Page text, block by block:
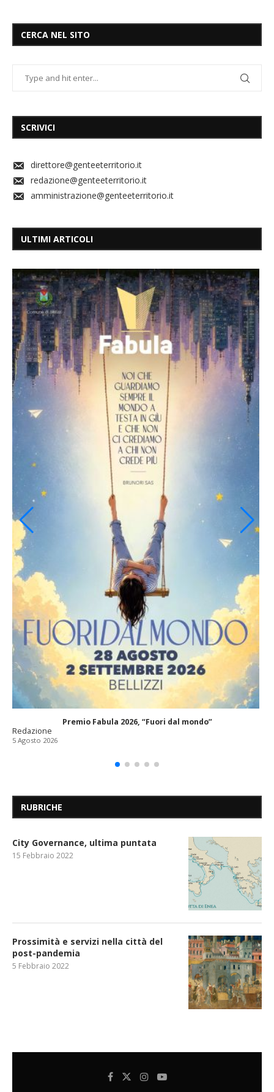
CERCA NEL SITO
SCRIVICI
direttore@genteeterritorio.it
redazione@genteeterritorio.it
amministrazione@genteeterritorio.it
ULTIMI ARTICOLI
Premio Fabula 2026, “Fuori dal mondo”
Redazione
5 Agosto 2026
RUBRICHE
City Governance, ultima puntata
15 Febbraio 2022
Prossimità e servizi nella città del
post-pandemia
5 Febbraio 2022